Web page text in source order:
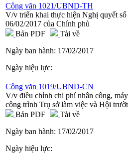
Công văn 1021/UBND-TH
V/v triển khai thực hiện Nghị quyết
06/02/2017 của Chính phủ
Bản PDF
Tải về
Ngày ban hành: 17/02/2017
Ngày hiệu lực:
Công văn 1019/UBND-CN
V/v điều chỉnh chi phí nhân công,
công trình Trụ sở làm việc và Hội
Bản PDF
Tải về
Ngày ban hành: 17/02/2017
Ngày hiệu lực: